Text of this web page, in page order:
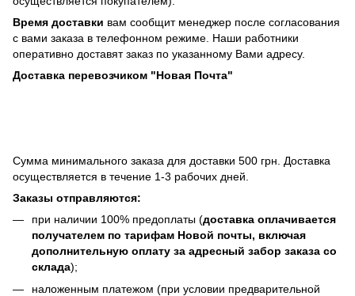
Время доставки вам сообщит менеджер после согласования
с вами заказа в телефонном режиме. Наши работники
оперативно доставят заказ по указанному Вами адресу.
Доставка перевозчиком "Новая Почта"
Сумма минимального заказа для доставки 500 грн. Доставка
осуществляется в течение 1-3 рабочих дней.
Заказы отправляются:
при наличии 100% предоплаты (доставка оплачивается
получателем по тарифам Новой почты, включая
дополнительную оплату за адресный забор заказа со
склада);
наложенным платежом (при условии предварительной